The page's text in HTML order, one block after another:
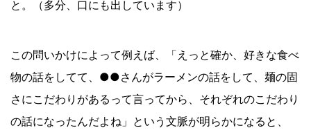
と。（多分、口にも出しています）
この問いかけによって例えば、「えっと確か、好きな食べ
物の話をしてて、●●さんがラーメンの話をして、麺の固
さにこだわりがあるって言ってから、それぞれのこだわり
の話になったんだよね」という文脈が明らかになると、